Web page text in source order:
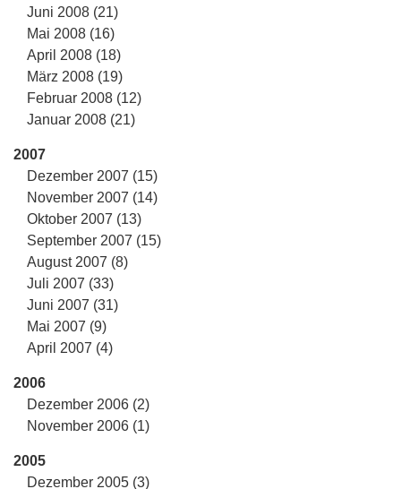
Juni 2008 (21)
Mai 2008 (16)
April 2008 (18)
März 2008 (19)
Februar 2008 (12)
Januar 2008 (21)
2007
Dezember 2007 (15)
November 2007 (14)
Oktober 2007 (13)
September 2007 (15)
August 2007 (8)
Juli 2007 (33)
Juni 2007 (31)
Mai 2007 (9)
April 2007 (4)
2006
Dezember 2006 (2)
November 2006 (1)
2005
Dezember 2005 (3)